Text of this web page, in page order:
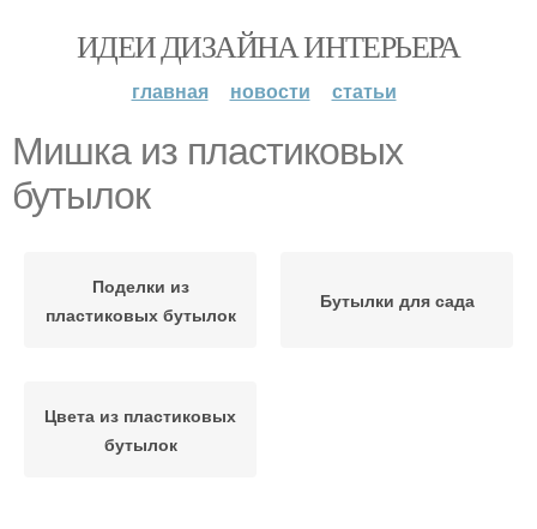
ИДЕИ ДИЗАЙНА ИНТЕРЬЕРА
главная новости статьи
Мишка из пластиковых
бутылок
Поделки из
пластиковых бутылок
Бутылки для сада
Цвета из пластиковых
бутылок